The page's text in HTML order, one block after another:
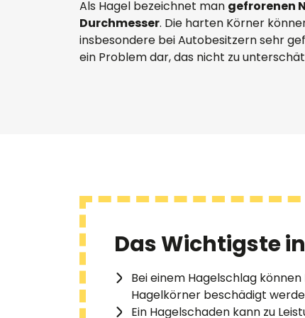
Nachgeführte Photovoltaik
Standortanalyse
Investitionskosten
Nennleistung und
Als Hagel bezeichnet man gefrorenen
Durchmesser. Die harten Körner
insbesondere bei Autobesitzern sehr
ein Problem dar, das nicht zu
Das Wichtigste
Bei einem Hagelschlag
Hagelkörner beschädigt
Ein Hagelschaden kann zu